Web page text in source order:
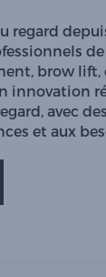
regard
brow lift,
innovation
avec
et aux